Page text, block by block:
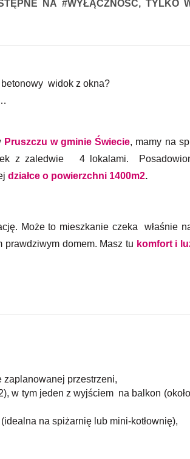
NA #WYŁĄCZNOŚĆ, TYLKO
widok z okna?
Pruszczu w gminie Świecie, mamy na
z zaledwie 4 lokalami.
działce o powierzchni 1400m2.
Może to mieszkanie czeka właśnie
prawdziwym domem. Masz tu komfort i
zaplanowanej przestrzeni,
w tym jeden z wyjściem na balkon
na spiżarnię lub mini-kotłownię),